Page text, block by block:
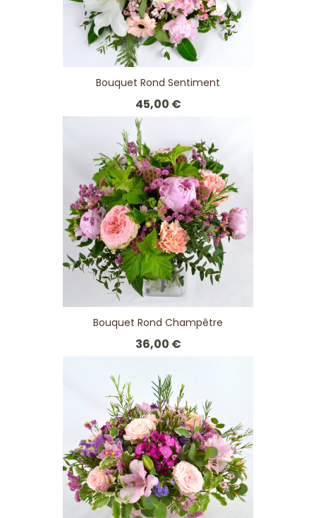
Bouquet Rond Sentiment
45,00 €
Bouquet Rond Champêtre
36,00 €